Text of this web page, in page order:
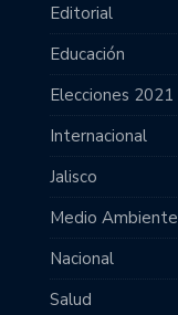
Editorial
Educación
Elecciones 2021
Internacional
Jalisco
Medio Ambiente
Nacional
Salud